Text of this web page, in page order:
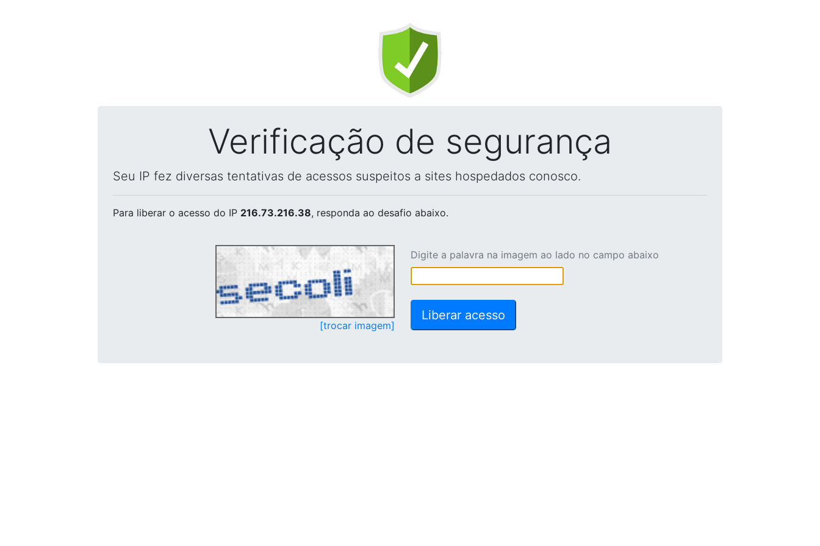
Verificação de segurança
Seu IP fez diversas tentativas de acessos suspeitos a sites hospedados conosco.
Para liberar o acesso do IP 216.73.216.38, responda ao desafio abaixo.
[trocar imagem]
Digite a palavra na imagem ao lado no campo abaixo